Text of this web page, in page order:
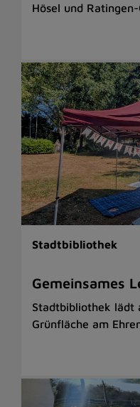
Hösel und
Stadtbibliothek
Gemeinsames
Stadtbibliothek lädt
Grünfläche am